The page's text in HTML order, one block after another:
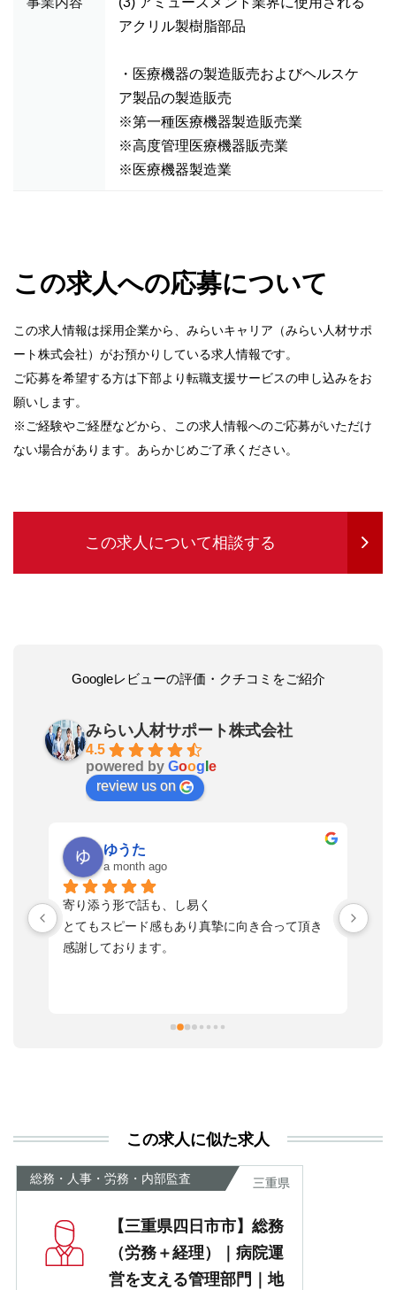
アクリル製樹脂部品
・医療機器の製造販売およびヘルスケ
ア製品の製造販売
※第一種医療機器製造販売業
※高度管理医療機器販売業
※医療機器製造業
この求人への応募について
この求人情報は採用企業から、みらいキャリア（みらい人材サポ
ート株式会社）がお預かりしている求人情報です。
ご応募を希望する方は下部より転職支援サービスの申し込みをお
願いします。
※ご経験やご経歴などから、この求人情報へのご応募がいただけ
ない場合があります。あらかじめご了承ください。
この求人について相談する
Googleレビューの評価・クチコミをご紹介
みらい人材サポート株式会社
4.5
powered by Goog e
review us on
ゆうた
a month ago
寄り添う形で話も、し易く
とてもスピード感もあり真摯に向き合って頂き
感謝しております。
が
この求人に似た求人
総務・人事・労務・内部監査 三重県
【三重県四日市市】総務
（労務＋経理）｜病院運
営を支える管理部門｜地